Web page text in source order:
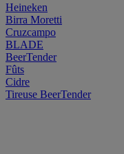
Heineken
Birra Moretti
Cruzcampo
BLADE
BeerTender
Fûts
Cidre
Tireuse BeerTender